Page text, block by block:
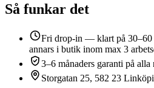
Så funkar det
Fri drop-in — klart på 30–60
annars i butik inom max 3
3–6 månaders garanti på alla
Storgatan 25, 582 23